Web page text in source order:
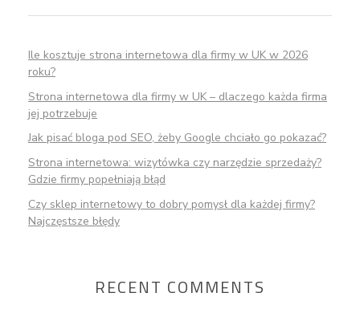
Ile kosztuje strona internetowa dla firmy w UK w 2026
roku?
Strona internetowa dla firmy w UK – dlaczego każda firma
jej potrzebuje
Jak pisać bloga pod SEO, żeby Google chciało go pokazać?
Strona internetowa: wizytówka czy narzędzie sprzedaży?
Gdzie firmy popełniają błąd
Czy sklep internetowy to dobry pomysł dla każdej firmy?
Najczęstsze błędy
RECENT COMMENTS